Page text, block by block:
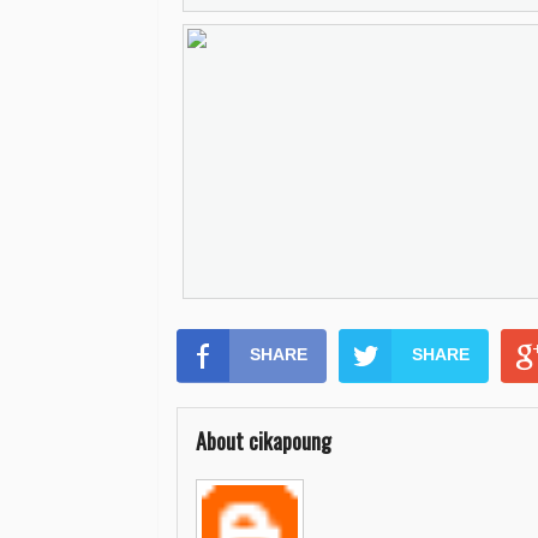
SHARE SHARE
About cikapoung